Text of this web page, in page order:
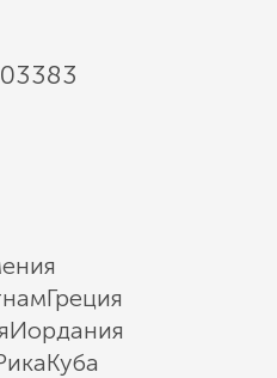
Греция
Иордания
Куба